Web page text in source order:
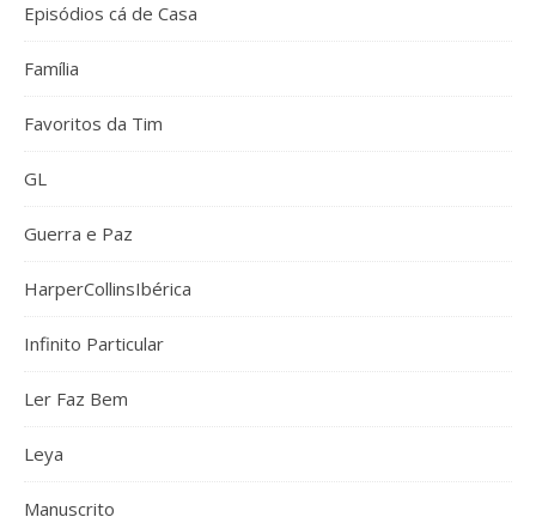
Episódios cá de Casa
Família
Favoritos da Tim
GL
Guerra e Paz
HarperCollinsIbérica
Infinito Particular
Ler Faz Bem
Leya
Manuscrito